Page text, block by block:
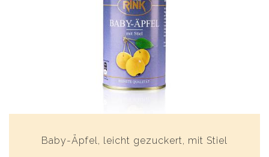
Baby-Äpfel, leicht gezuckert, mit Stiel